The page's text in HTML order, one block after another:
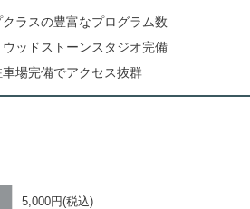
ラスの豊富なプログラム数
ッドストーンスタジオ完備
場完備でアクセス抜群
5,000円(税込)